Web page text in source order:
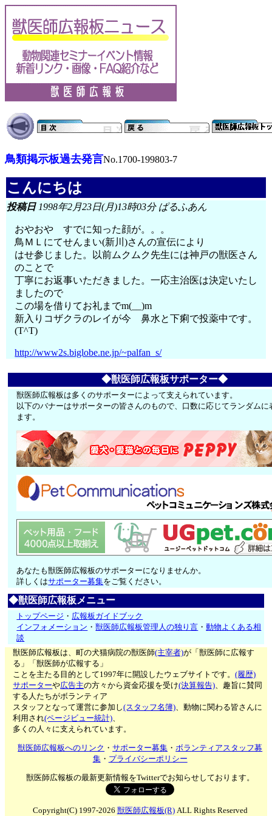
鳥類掲示板過去発言No.1700-199803-7
こんにちは
投稿日1998年2月23日(月)13時03分 ぱるふあん
おやおや すでに知った顔が。。。
鳥ＭＬにてせんまい(新川)さんの宣伝により
はせ参じました。以前ムクムク先生には神戸の獣医さん
のことで
丁寧にお返事いただきました。一応主治医は決定いたし
ましたので
この場を借りてお礼までm(__)m
新入りコザクラのレイが今 鼻水と下痢で投薬中です。
(T^T)
http://www2s.biglobe.ne.jp/~palfan_s/
◆獣医師広報板サポーター◆
獣医師広報板は多くのサポーターによって支えられています。
以下のバナーはサポーターの皆さんのもので、口数に応じてランダムに
ます。
あなたも獣医師広報板のサポーターになりませんか。
詳しくはサポーター募集をご覧ください。
◆獣医師広報板メニュー
トップページ ・ 広報板ガイドブック
インフォメーション ・獣医師広報板管理人の独り言 ・動物よくある相
談
獣医師広報板は、町の犬猫病院の獣医師(主宰者)が「獣医師に広報す
る」「獣医師が広報する」
ことを主たる目的として1997年に開設したウェブサイトです。(履歴)
サポーターや広告主の方々から資金応援を受け(決算報告)、趣旨に賛同
する人たちがボランティア
スタッフとなって運営に参加し(スタッフ名簿)、動物に関わる皆さんに
利用され(ページビュー統計)、
多くの人々に支えられています。
獣医師広報板へのリンク ・サポーター募集 ・ボランティアスタッフ募
集・ プライバシーポリシー
獣医師広報板の最新更新情報をTwitterでお知らせしております。
Copyright(C) 1997-2026 獣医師広報板(R)ALL Rights Reserved